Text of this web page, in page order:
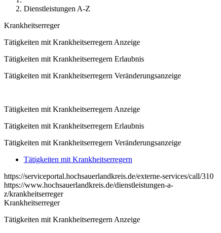
Dienstleistungen A-Z
Krankheitserreger
Tätigkeiten mit Krankheitserregern Anzeige
Tätigkeiten mit Krankheitserregern Erlaubnis
Tätigkeiten mit Krankheitserregern Veränderungsanzeige
Tätigkeiten mit Krankheitserregern Anzeige
Tätigkeiten mit Krankheitserregern Erlaubnis
Tätigkeiten mit Krankheitserregern Veränderungsanzeige
Tätigkeiten mit Krankheitserregern
https://serviceportal.hochsauerlandkreis.de/externe-services/call/310
https://www.hochsauerlandkreis.de/dienstleistungen-a-
z/krankheitserreger
Krankheitserreger
Tätigkeiten mit Krankheitserregern Anzeige